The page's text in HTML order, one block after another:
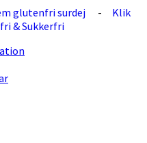
glutenfri surdej - Klik
& Sukkerfri